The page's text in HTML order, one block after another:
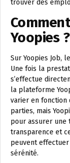
trouver des
Yoopies ?
Sur Yoopies Job,
Une fois la
s’effectue
la plateforme
varier en fonction
parties, mais
pour assurer une
transparence et
peuvent
sérénité.